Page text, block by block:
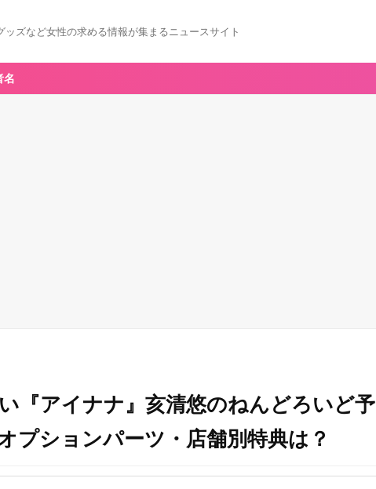
ズなど女性の求める情報が集まるニュースサイト
名
『アイナナ』亥清悠のねんどろいど予
プションパーツ・店舗別特典は？